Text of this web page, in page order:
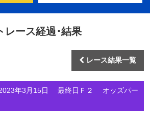
レース経過･結果
レース結果一覧
年3月15日 最終日Ｆ２ オッズパー